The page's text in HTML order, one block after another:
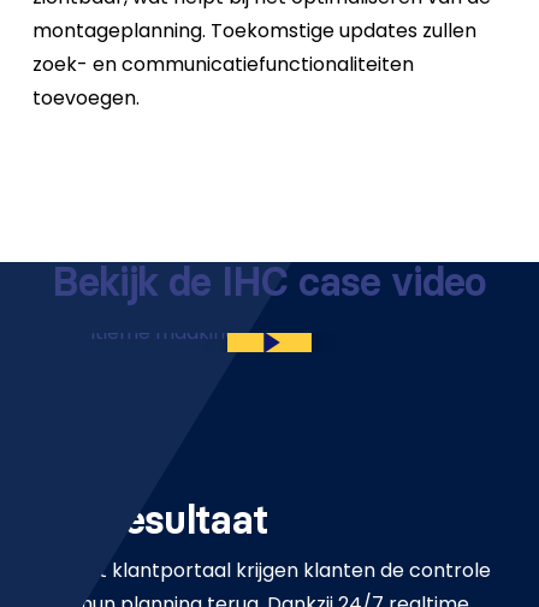
montageplanning. Toekomstige updates zullen
zoek- en communicatiefunctionaliteiten
toevoegen.
Bekijk de IHC case video
Play Video
Het resultaat
Met het klantportaal krijgen klanten de controle